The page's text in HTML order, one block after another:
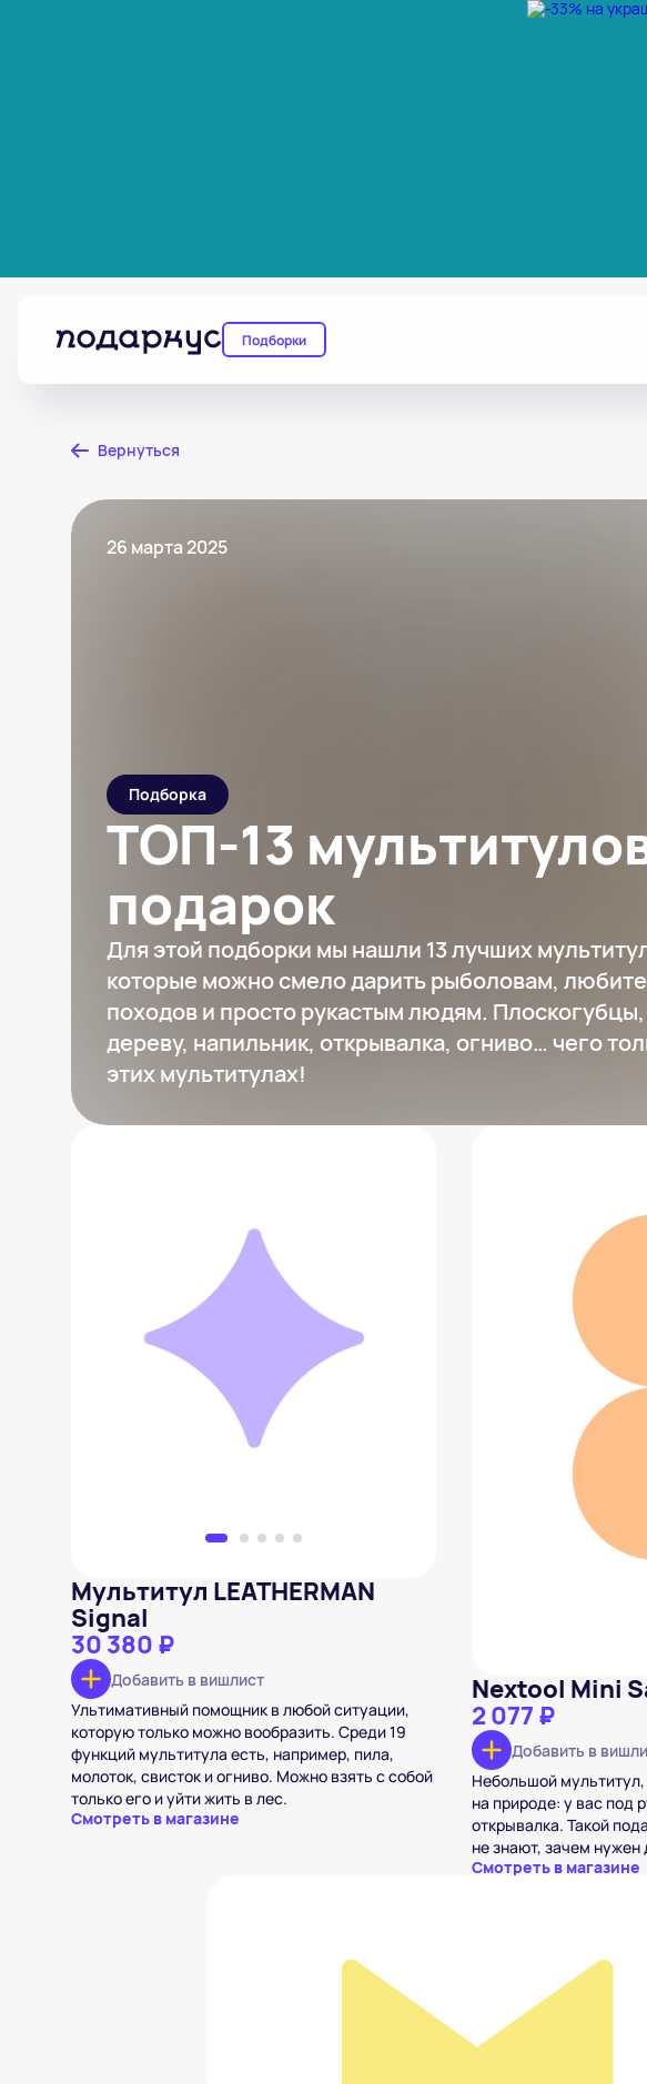
Подборки
Вернуться
26 марта 2025
Подборка
ТОП-13
подарок
Для этой подборки мы нашли 13 лучших
которые можно смело дарить рыболовам,
походов и просто рукастым людям.
дереву, напильник, открывалка, огниво… чего
этих мультитулах!
Мультитул LEATHERMAN Signal
Добавить в вишлист
Мультитул LEATHERMAN
Signal
30 380 ₽
Добавить в вишлист
Ультимативный помощник в любой ситуации,
которую только можно вообразить. Среди 19
функций мультитула есть, например, пила,
молоток, свисток и огниво. Можно взять с собой
только его и уйти жить в лес.
Смотреть в магазине
Nextool Mini
2 077 ₽
Добавить в
Небольшой
на природе: у вас под
открывалка. Такой
не знают, зачем
Смотреть в магазине